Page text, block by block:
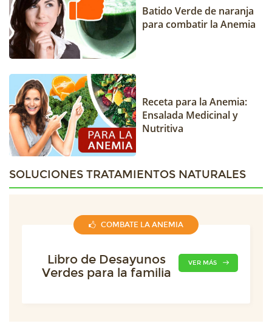
Batido Verde de naranja
para combatir la Anemia
Receta para la Anemia:
Ensalada Medicinal y
Nutritiva
SOLUCIONES TRATAMIENTOS NATURALES
COMBATE LA ANEMIA
Libro de Desayunos
Verdes para la familia
VER MÁS